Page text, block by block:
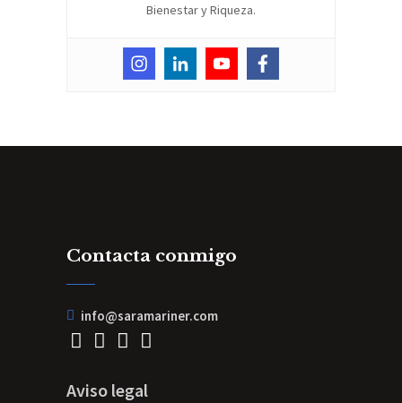
Bienestar y Riqueza.
Contacta conmigo
info@saramariner.com
Aviso legal